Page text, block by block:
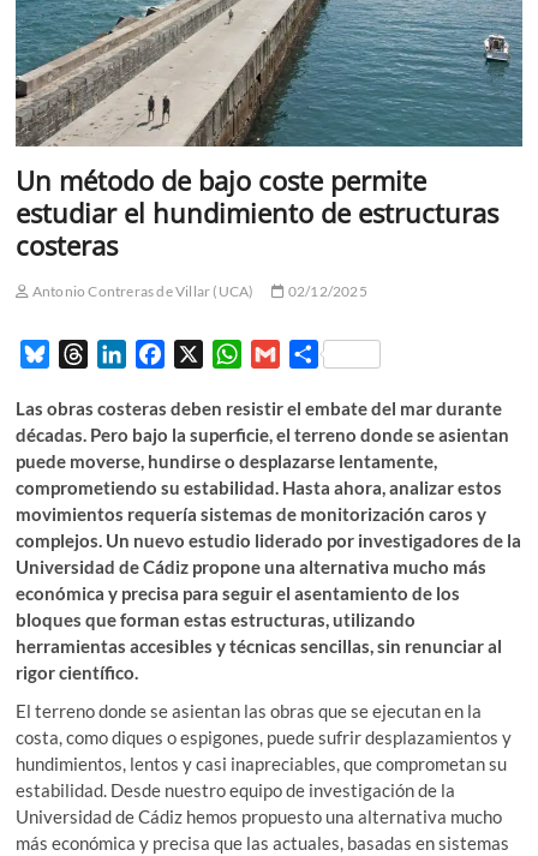
Un método de bajo coste permite
estudiar el hundimiento de estructuras
costeras
Antonio Contreras de Villar (UCA) 02/12/2025
u
e
s
k
y
r
e
a
d
s
n
k
e
d
I
n
c
e
b
o
o
k
W
a
t
s
A
p
p
G
a
i
l
C
m
p
a
r
t
i
Las obras costeras deben resistir el embate del mar durante
décadas. Pero bajo la superficie, el terreno donde se asientan
puede moverse, hundirse o desplazarse lentamente,
comprometiendo su estabilidad. Hasta ahora, analizar estos
movimientos requería sistemas de monitorización caros y
complejos. Un nuevo estudio liderado por investigadores de la
Universidad de Cádiz propone una alternativa mucho más
económica y precisa para seguir el asentamiento de los
bloques que forman estas estructuras, utilizando
herramientas accesibles y técnicas sencillas, sin renunciar al
rigor científico.
El terreno donde se asientan las obras que se ejecutan en la
costa, como diques o espigones, puede sufrir desplazamientos y
hundimientos, lentos y casi inapreciables, que comprometan su
estabilidad. Desde nuestro equipo de investigación de la
Universidad de Cádiz hemos propuesto una alternativa mucho
más económica y precisa que las actuales, basadas en sistemas